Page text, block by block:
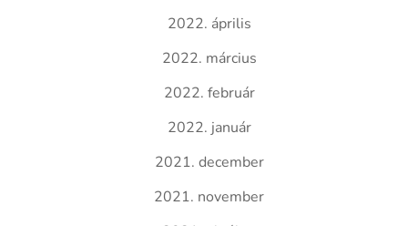
2022. április
2022. március
2022. február
2022. január
2021. december
2021. november